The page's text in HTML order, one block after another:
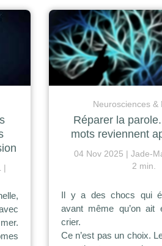
Neurosciences &
Réparer la
mots reviennent
04 Nov 2025
Jade-
2 min.
Il y a des chocs qui
avant même qu’on
crier.
Ce n’est pas un choix.